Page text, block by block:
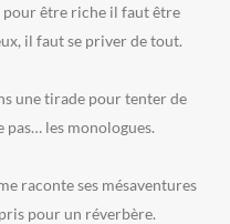
pour être riche il faut être
il faut se priver de tout.
une tirade pour tenter de
pas… les monologues.
raconte ses mésaventures
pour un réverbère.